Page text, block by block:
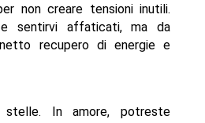
non creare tensioni inutili.
sentirvi affaticati, ma da
recupero di energie e
stelle. In amore, potreste